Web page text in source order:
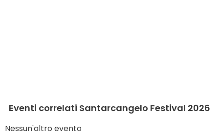
Eventi correlati Santarcangelo Festival 2026
Nessun'altro evento